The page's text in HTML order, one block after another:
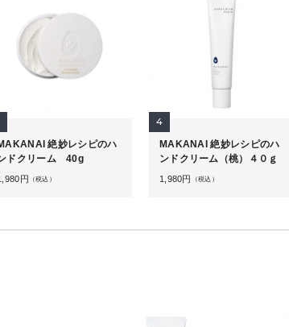
絶妙レシピのハ
ドクリーム 40g
円 （税込）
4
MAKANAI 絶妙レシピのハ
ンドクリーム（桃）４０ｇ
1,980円 （税込）